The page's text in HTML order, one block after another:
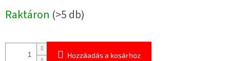
Raktáron (>5 db)
Hozzáadás a kosárhoz